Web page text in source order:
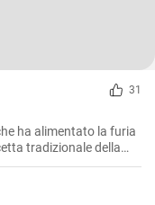
31
ha alimentato la furia
tradizionale della
soffice all'interno,